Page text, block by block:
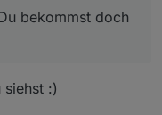
ist nicht ein
Obwohl für
blockly/js.
bekommst doch
:)